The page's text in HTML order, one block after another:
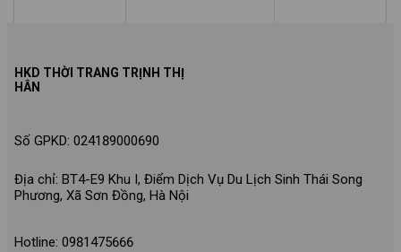
HKD THỜI TRANG TRỊNH THỊ
HÂN
Số GPKD: 024189000690
Địa chỉ: BT4-E9 Khu I, Điểm Dịch Vụ Du Lịch Sinh Thái Song
Phương, Xã Sơn Đồng, Hà Nội
Hotline: 0981475666